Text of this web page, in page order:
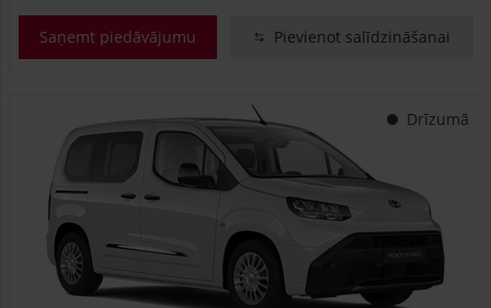
Saņemt piedāvājumu Pievienot salīdzināšanai
Drīzumā